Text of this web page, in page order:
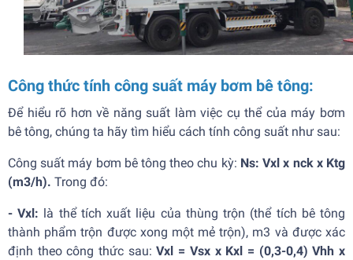
Công thức tính công suất máy bơm bê tông:
Để hiểu rõ hơn về năng suất làm việc cụ thể của máy bơm
bê tông, chúng ta hãy tìm hiểu cách tính công suất như sau:
Công suất máy bơm bê tông theo chu kỳ: Ns: Vxl x nck x Ktg
(m3/h). Trong đó:
- Vxl: là thể tích xuất liệu của thùng trộn (thể tích bê tông
thành phẩm trộn được xong một mẻ trộn), m3 và được xác
định theo công thức sau: Vxl = Vsx x Kxl = (0,3-0,4) Vhh x